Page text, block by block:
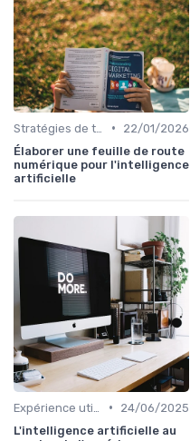
•
22/01/2026
Élaborer une feuille de route
numérique pour l'intelligence
artificielle
•
24/06/2025
L'intelligence artificielle au